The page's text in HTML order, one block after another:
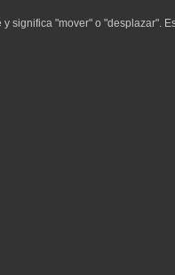
significa "mover" o "desplazar".